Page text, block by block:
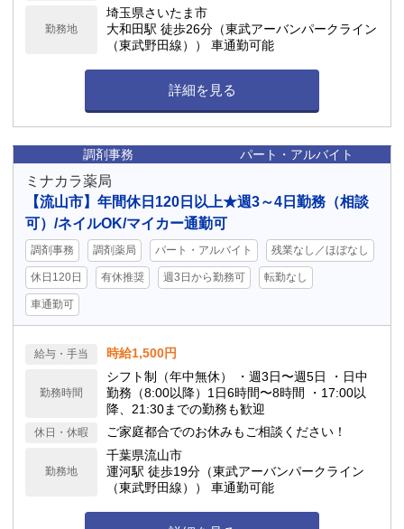
偶者出産休暇 ◆生理休業 ◆産前産後休業 ◆妊
娠中の緩和措置（通院休暇、妊娠中の通勤緩
和、妊娠中の休憩） ◆育児休業 ◆育児短時間
勤務（小学3年生まで取得可能） ◆子の看護休
暇 ◆介護休業
勤務地
埼玉県さいたま市
大和田駅 徒歩26分（東武アーバンパークライン
（東武野田線）） 車通勤可能
詳細を見る
調剤事務 パート・アルバイト
ミナカラ薬局
【流山市】年間休日120日以上★週3～4日勤務（相談
可）/ネイルOK/マイカー通勤可
調剤事務 調剤薬局 パート・アルバイト 残業なし／ほぼなし
休日120日 有休推奨 週3日から勤務可 転勤なし
車通勤可
給与・手当 時給1,500円
勤務時間
シフト制（年中無休） ・週3日〜週5日 ・日中
勤務（8:00以降）1日6時間〜8時間 ・17:00以
降、21:30までの勤務も歓迎
休日・休暇 ご家庭都合でのお休みもご相談ください！
勤務地
千葉県流山市
運河駅 徒歩19分（東武アーバンパークライン
（東武野田線）） 車通勤可能